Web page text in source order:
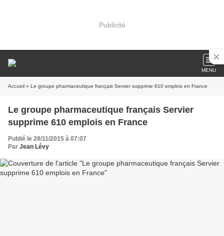
Publicité
MENU
Accueil » Le groupe pharmaceutique français Servier supprime 610 emplois en France
Le groupe pharmaceutique français Servier
supprime 610 emplois en France
Publié le 28/11/2015 à 07:07
Par Jean Lévy